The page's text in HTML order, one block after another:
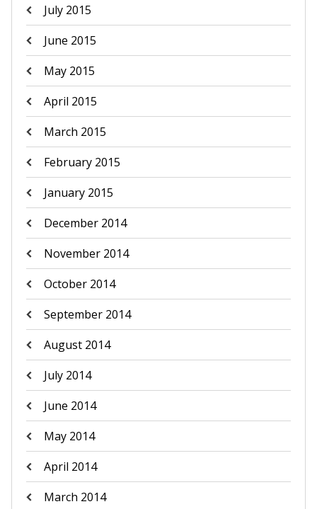
July 2015
June 2015
May 2015
April 2015
March 2015
February 2015
January 2015
December 2014
November 2014
October 2014
September 2014
August 2014
July 2014
June 2014
May 2014
April 2014
March 2014